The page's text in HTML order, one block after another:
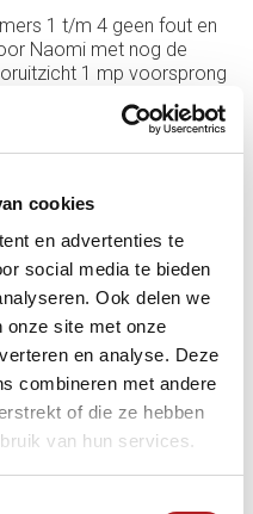
cookies
en advertenties te
social media te bieden
Ook delen we
onze site met onze
en analyse. Deze
combineren met andere
of die ze hebben
van hun services.
1 t/m 4 geen fout en
Naomi met nog de
1 mp voorsprong
winnen van Naomi om
van Naomi ging Twan
11 behaalde speelde